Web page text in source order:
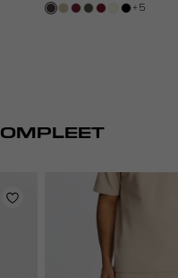
choco
lichtzand
bordeaux
bos,rood,
wit,zwart
+5